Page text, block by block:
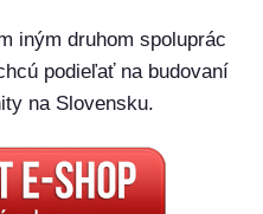
iným druhom spoluprác
podieľať na budovaní
na Slovensku.